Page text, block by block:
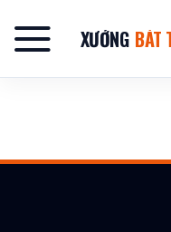
qua
nội
dung
XƯỞNG BÁT